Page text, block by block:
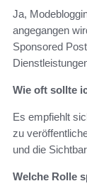
Ja,
angegangen
Sponsored
Wie oft sollte
Es empfiehlt
zu
und die
Welche Rolle